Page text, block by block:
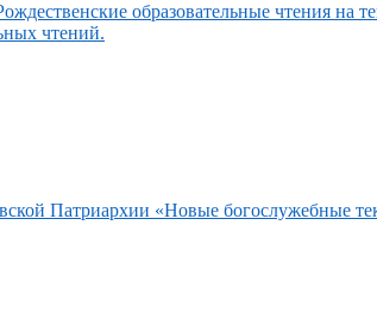
образовательные чтения на
чтений.
Патриархии «Новые богослужебные